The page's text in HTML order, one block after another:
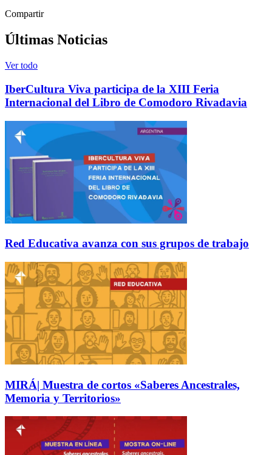
Compartir
Últimas Noticias
Ver todo
IberCultura Viva participa de la XIII Feria
Internacional del Libro de Comodoro Rivadavia
Red Educativa avanza con sus grupos de trabajo
MIRÁ| Muestra de cortos «Saberes Ancestrales,
Memoria y Territorios»